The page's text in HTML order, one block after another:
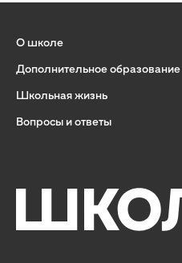
О школе
Дополнительное образование
Школьная жизнь
Вопросы и ответы